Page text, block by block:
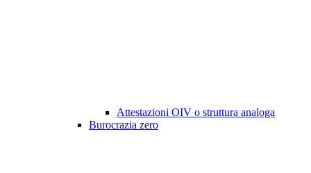
Attestazioni OIV o struttura analoga
Burocrazia zero